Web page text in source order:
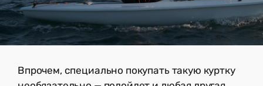
Впрочем, специально покупать такую куртку